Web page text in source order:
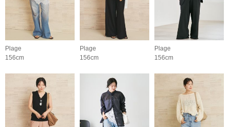
Plage
156cm
Plage
156cm
Plage
156cm